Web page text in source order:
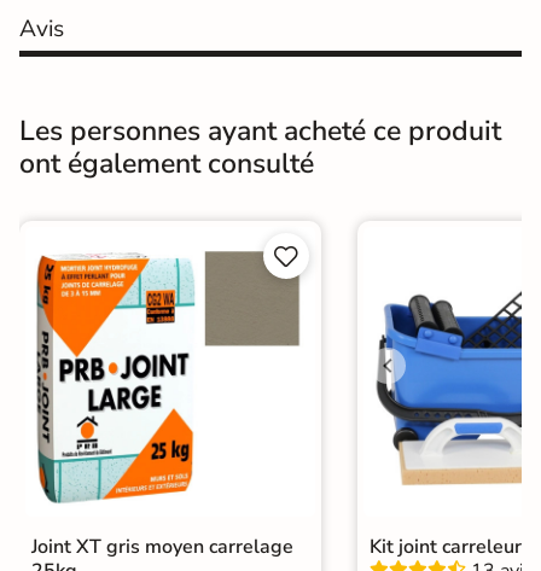
Grip Doux
facile à nettoyer.
l'usure
Gr4 - Très résistant
Bords rectifié
Finition
Surface
Résistant au Gel
Variation de la
couleur
Conditionnement Boite
Avis
Les personnes ayant acheté ce produit
ont également consulté


Joint XT gris moyen carrelage
Kit joint carreleur